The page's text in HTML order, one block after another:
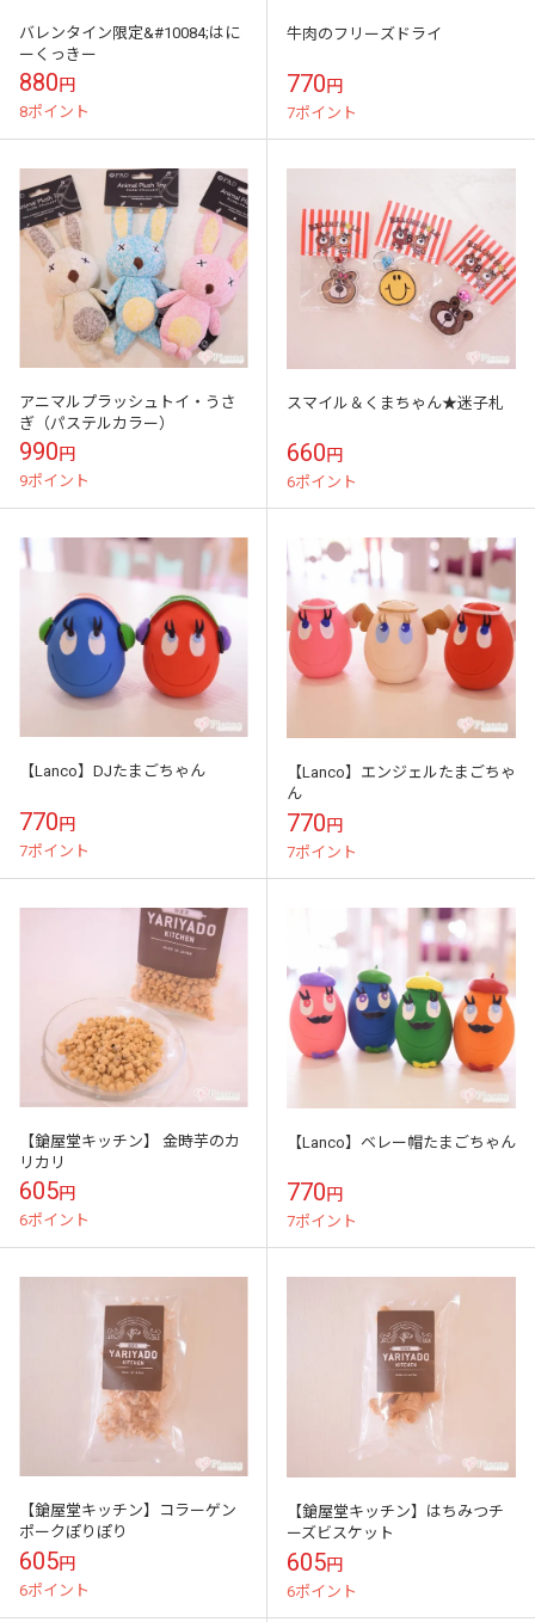
バレンタイン限定&#10084;はに
ーくっきー
880円
8ポイント
牛肉のフリーズドライ
770円
7ポイント
アニマルプラッシュトイ・うさ
ぎ（パステルカラー）
990円
9ポイント
スマイル＆くまちゃん★迷子札
660円
6ポイント
【Lanco】DJたまごちゃん
770円
7ポイント
【Lanco】エンジェルたまごちゃ
ん
770円
7ポイント
【鎗屋堂キッチン】 金時芋のカ
リカリ
605円
6ポイント
【Lanco】ベレー帽たまごちゃん
770円
7ポイント
【鎗屋堂キッチン】コラーゲン
ポークぽりぽり
605円
6ポイント
【鎗屋堂キッチン】はちみつチ
ーズビスケット
605円
6ポイント